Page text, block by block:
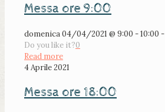
Messa ore 9:00
domenica 04/04/2021 @ 9:00 - 10:00 -
Do you like it?0
Read more
4 Aprile 2021
Messa ore 18:00